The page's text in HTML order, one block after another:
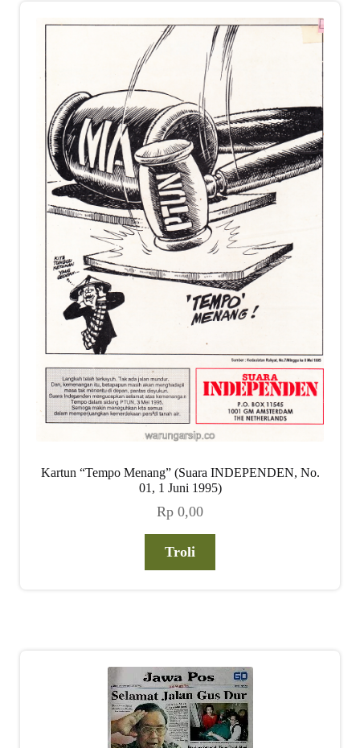
Kartun “Tempo Menang” (Suara INDEPENDEN, No.
01, 1 Juni 1995)
Rp 0,00
Troli